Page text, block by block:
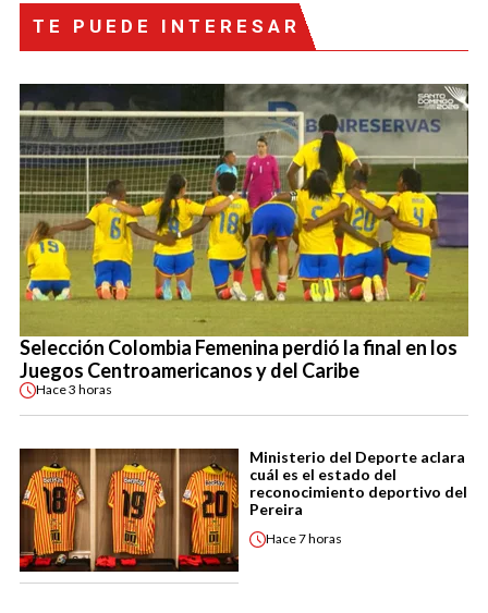
TE PUEDE INTERESAR
Selección Colombia Femenina perdió la final en los
Juegos Centroamericanos y del Caribe
Hace3 horas
Ministerio del Deporte aclara
cuál es el estado del
reconocimiento deportivo del
Pereira
Hace7 horas